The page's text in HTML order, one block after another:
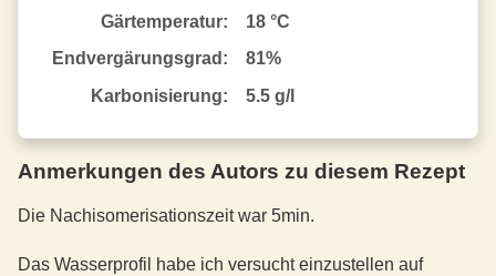
Gärtemperatur:
18 °C
End­vergärungsgrad:
81%
Karbonisierung:
5.5 g/l
Anmerkungen des Autors zu diesem Rezept
Die Nachisomerisationszeit war 5min.
Das Wasserprofil habe ich versucht einzustellen auf